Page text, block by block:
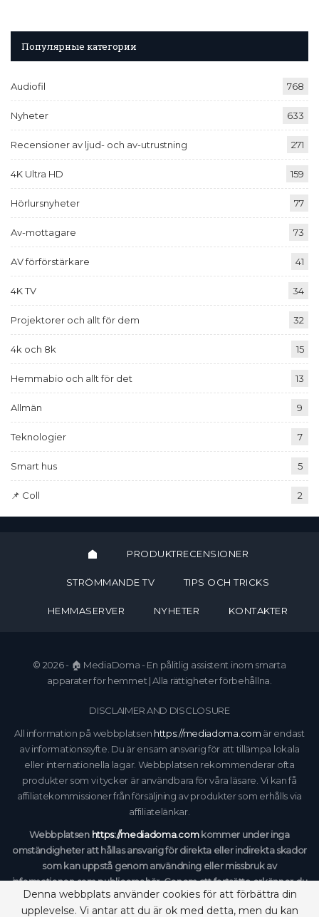
Популярные категории
Audiofil 768
Nyheter 633
Recensioner av ljud- och av-utrustning 271
4K Ultra HD 159
Hörlursnyheter 77
Av-mottagare 73
AV förförstärkare 41
4K TV 34
Projektorer och allt för dem 32
4k och 8k 15
Hemmabio och allt för det 13
Allmän 9
Teknologier 7
Smart hus 5
📌 Coll 2
PRODUKTRECENSIONER
STRÖMMANDE TV TIPS OCH TRICKS
HEMMASERVER NYHETER KONTAKTER
© 2026 - 🏠 MediaDoma - En pålitlig assistent inom smarta
apparater för hemmet | Alla rättigheter förbehållna.
DISCLAIMER AND DISCLOSURE
All information på webbplatsen https://mediadoma.com är endast
av informationssyfte. Du är ensam ansvarig för att tillämpa lokala
eller internationella lagar. Webbplatsen rekommenderar ofta
produkter som vi tycker är användbara för våra läsare. Vi kan få
affiliatekommissioner från försäljning av produkter som erhålls via
affiliatelänkar.
Webbplatsen https://mediadoma.comkommer under inga
omständigheter att hållas ansvarig för direkta eller indirekta skador
som kan uppstå genom användning eller missbruk av
informationen som publiceras här. Genom att fortsätta erkänner du
att du har läst och accepterat vår fullständigaansvarsfriskrivningoch
vårIntegritetspolicy.
Denna webbplats använder cookies för att förbättra din
upplevelse. Vi antar att du är ok med detta, men du kan